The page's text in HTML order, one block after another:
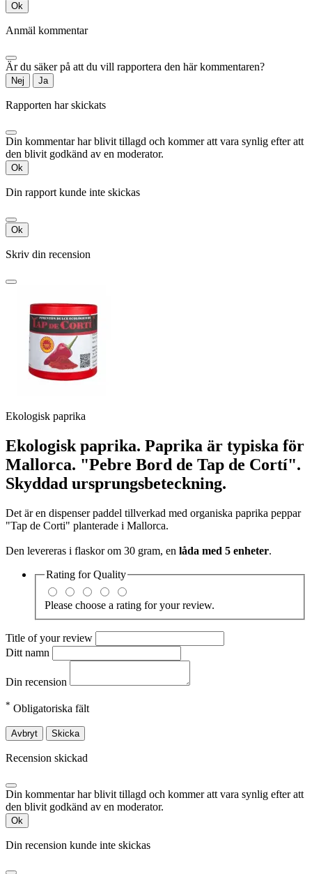
Ok
Anmäl kommentar
Är du säker på att du vill rapportera den här kommentaren?
Nej Ja
Rapporten har skickats
Din kommentar har blivit tillagd och kommer att vara synlig efter att
den blivit godkänd av en moderator.
Ok
Din rapport kunde inte skickas
Ok
Skriv din recension
Ekologisk paprika
Ekologisk paprika. Paprika är typiska för
Mallorca. "Pebre Bord de Tap de Cortí".
Skyddad ursprungsbeteckning.
Det är en dispenser paddel tillverkad med organiska paprika peppar
"Tap de Corti" planterade i Mallorca.
Den levereras i flaskor om 30 gram, en låda med 5 enheter.
Rating forQuality
Please choose a rating for your review.
Title of your review
Ditt namn
Din recension
* Obligatoriska fält
Avbryt Skicka
Recension skickad
Din kommentar har blivit tillagd och kommer att vara synlig efter att
den blivit godkänd av en moderator.
Ok
Din recension kunde inte skickas